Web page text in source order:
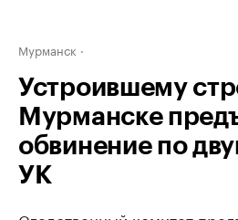
Мурманск
Устроившему
Мурманске
обвинение по
УК